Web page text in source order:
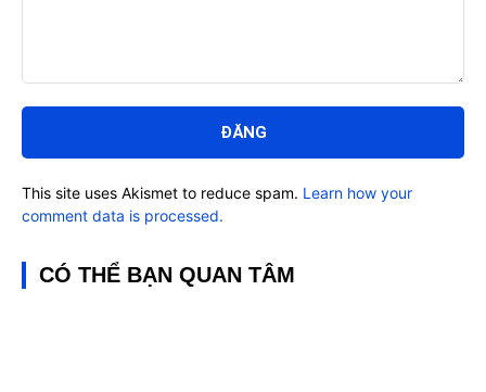
luận:
This site uses Akismet to reduce spam. Learn how your
comment data is processed.
CÓ THỂ BẠN QUAN TÂM